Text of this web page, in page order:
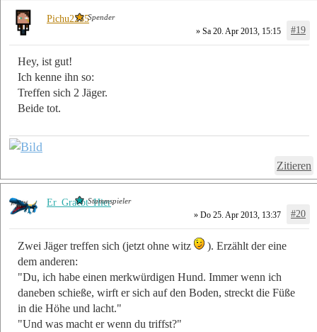
» Sa 20. Apr 2013, 15:15 #19
Hey, ist gut!
Ich kenne ihn so:
Treffen sich 2 Jäger.
Beide tot.
Zitieren
Pichu2255Spender
» Do 25. Apr 2013, 13:37 #20
Zwei Jäger treffen sich (jetzt ohne witz
). Erzählt der eine
dem anderen:
"Du, ich habe einen merkwürdigen Hund. Immer wenn ich
daneben schieße, wirft er sich auf den Boden, streckt die Füße
in die Höhe und lacht."
"Und was macht er wenn du triffst?"
Er_Graebt_Hier
Stammspieler